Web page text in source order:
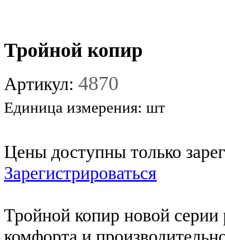
Тройной копир
Артикул: 4870
Единица измерения: шт
Цены доступны только
Зарегистрироваться
Тройной копир новой